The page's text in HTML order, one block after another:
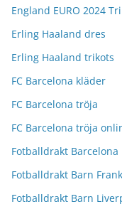
England EURO 2024
Erling Haaland dres
Erling Haaland trikots
FC Barcelona kläder
FC Barcelona tröja
FC Barcelona tröja
Fotballdrakt Barcelona
Fotballdrakt Barn
Fotballdrakt Barn